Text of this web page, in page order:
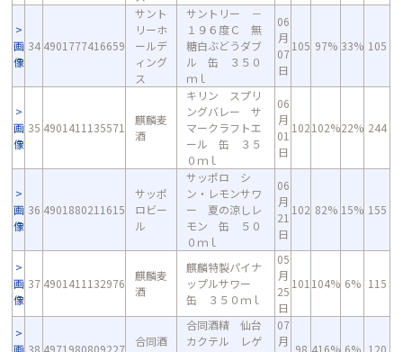
画
像
34 4901777416659
サント
リーホ
ールデ
ィング
ス
サントリー －
１９６度Ｃ 無
糖白ぶどうダブ
ル 缶 ３５０
ｍｌ
06
月
07
日
105 97% 33% 105
画
像
35 4901411135571
麒麟麦
酒
キリン スプリ
ングバレー サ
マークラフトエ
ール 缶 ３５
０ｍｌ
06
月
01
日
102102%22% 244
画
像
36 4901880211615
サッポ
ロビー
ル
サッポロ シ
ン・レモンサワ
ー 夏の涼しレ
モン 缶 ５０
０ｍｌ
06
月
21
日
102 82% 15% 155
画
像
37 4901411132976
麒麟麦
酒
麒麟特製パイナ
ップルサワー
缶 ３５０ｍｌ
05
月
25
日
101 104% 6% 115
画 38 4971980809227
合同酒
合同酒精 仙台
カクテル レゲ
07
月
98 416% 6% 120